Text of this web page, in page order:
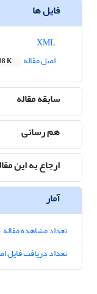
فایل ها
اصل مقاله
K
سابقه مقاله
هم رسانی
ارجاع به این
آمار
تعداد مشاهده مقاله
تعداد دریافت فایل